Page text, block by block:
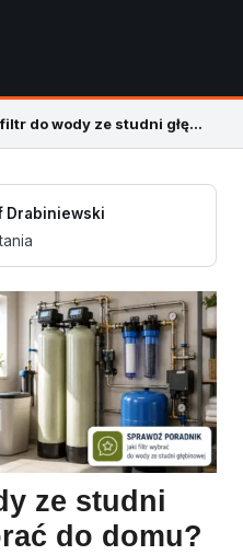
Jaki filtr do wody ze studni głębinowej?
Drabiniewski
ze studni
do domu?